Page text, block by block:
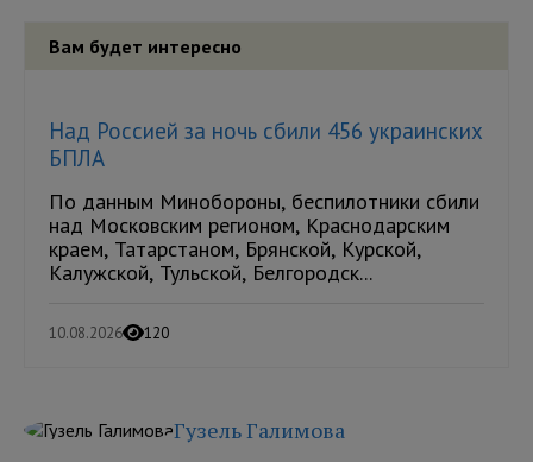
Вам будет интересно
Над Россией за ночь сбили 456 украинских
БПЛА
По данным Минобороны, беспилотники сбили
над Московским регионом, Краснодарским
краем, Татарстаном, Брянской, Курской,
Калужской, Тульской, Белгородск...
10.08.2026 120
Гузель Галимова